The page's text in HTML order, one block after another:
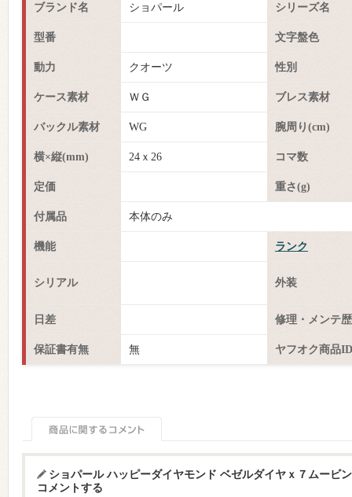
ブランド名 ショパール シリーズ名
型番 文字盤色
動力 クオーツ 性別
ケース素材 ＷＧ ブレス素材
バックル素材 WG 腕周り(cm)
横×縦(mm) 24ｘ26 コマ数
定価 重さ(g)
付属品 本体のみ
機能 ランク
シリアル 外装
日差 修理・メンテ歴
保証書有無 無 ヤフオク商品ID
ショパール ハッピーダイヤモンド ベゼルダイヤｘ７ムービ
コメントする